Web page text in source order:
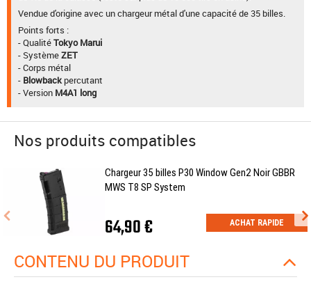
Vendue d'origine avec un chargeur métal d'une capacité de 35 billes.
Points forts :
- QualitéTokyo Marui
- SystèmeZET
- Corps métal
- Blowbackpercutant
- Version M4A1 long
Nos produits compatibles
Chargeur 35 billes P30 Window Gen2 Noir GBBR
MWS T8 SP System
64,90 € ACHAT RAPIDE
CONTENU DU PRODUIT